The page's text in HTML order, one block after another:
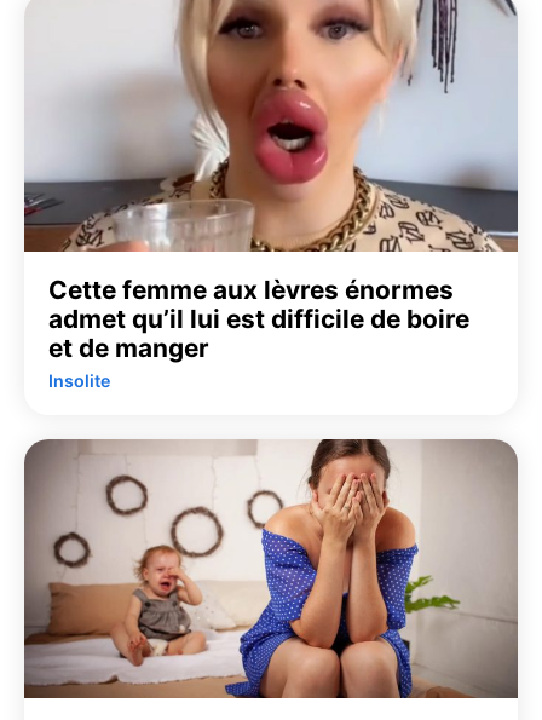
Cette femme aux lèvres énormes
admet qu’il lui est difficile de boire
et de manger
Insolite